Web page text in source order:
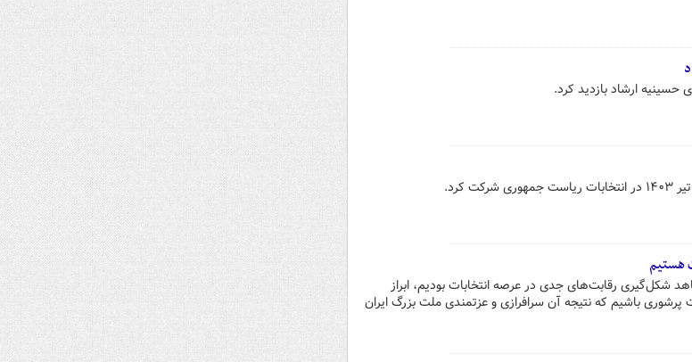
ارشاد بازدید کرد.
هستیم
شکل‌گیری رقابت‌های جدی در عرصه انتخابات بودیم، ابراز
پرشوری باشیم که نتیجه آن سرافرازی و عزتمندی ملت بزرگ ایران